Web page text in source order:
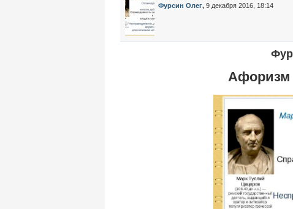
Фурсин Олег, 9 декабря 2016, 18:14
Афоризм